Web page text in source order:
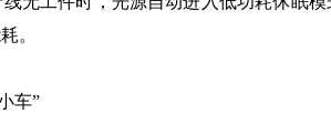
。
车”